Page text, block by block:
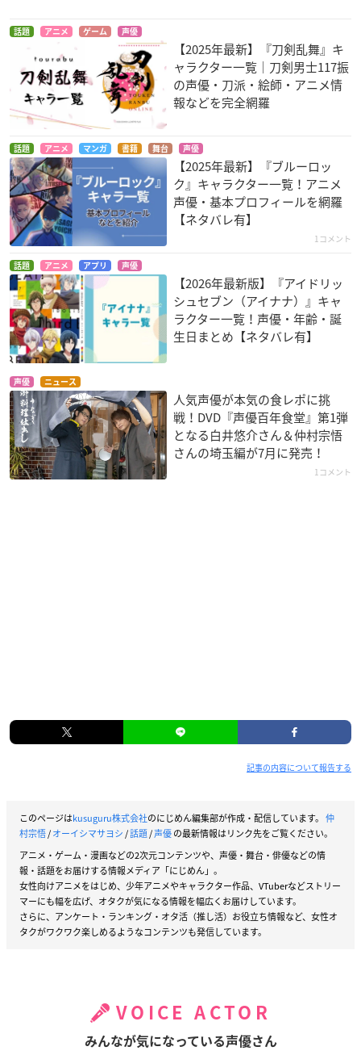
話題 アニメ ゲーム 声優
【2025年最新】『刀剣乱舞』キ
ャラクター一覧｜刀剣男士117振
の声優・刀派・絵師・アニメ情
報などを完全網羅
話題 アニメ マンガ 書籍 舞台 声優
【2025年最新】『ブルーロッ
ク』キャラクター一覧！アニメ
声優・基本プロフィールを網羅
【ネタバレ有】
1コメント
話題 アニメ アプリ 声優
【2026年最新版】『アイドリッ
シュセブン（アイナナ）』キャ
ラクター一覧！声優・年齢・誕
生日まとめ【ネタバレ有】
声優 ニュース
人気声優が本気の食レポに挑
戦！DVD『声優百年食堂』第1弾
となる白井悠介さん＆仲村宗悟
さんの埼玉編が7月に発売！
1コメント
記事の内容について報告する
このページはkusuguru株式会社のにじめん編集部が作成・配信しています。 仲
村宗悟/オーイシマサヨシ/話題/声優の最新情報はリンク先をご覧ください。
アニメ・ゲーム・漫画などの2次元コンテンツや、声優・舞台・俳優などの情
報・話題をお届けする情報メディア「にじめん」。
女性向けアニメをはじめ、少年アニメやキャラクター作品、VTuberなどストリー
マーにも幅を広げ、オタクが気になる情報を幅広くお届けしています。
さらに、アンケート・ランキング・オタ活（推し活）お役立ち情報など、女性オ
タクがワクワク楽しめるようなコンテンツも発信しています。
VOICE ACTOR
みんなが気になっている声優さん